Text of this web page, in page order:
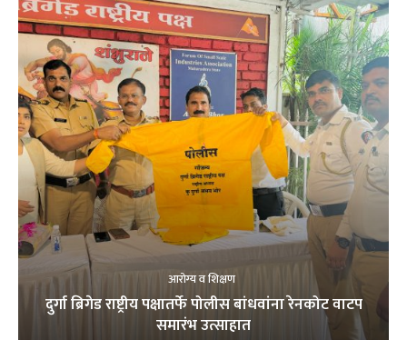
आरोग्य व शिक्षण
दुर्गा ब्रिगेड राष्ट्रीय पक्षातर्फे पोलीस बांधवांना रेनकोट वाटप
समारंभ उत्साहात